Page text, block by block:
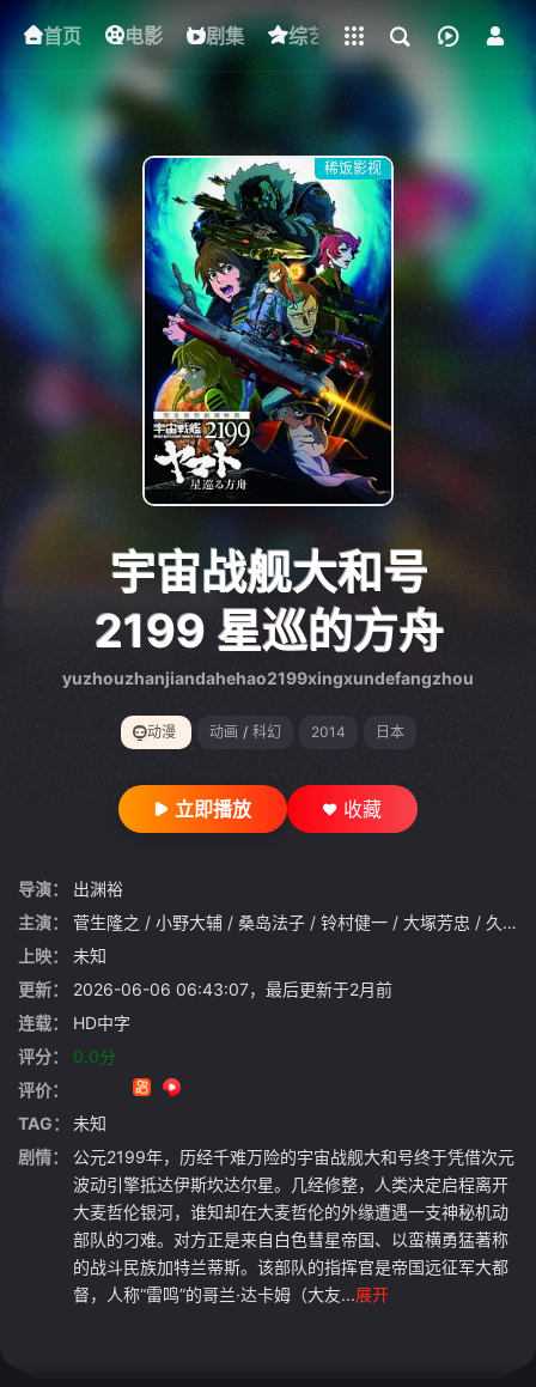
首页 电影 剧集 综艺 动漫 短剧
下载客户端
gt 0"}
稀饭影视
宇宙战舰大和号
2199 星巡的方舟
yuzhouzhanjiandahehao2199xingxundefangzhou
动漫 动画 / 科幻 2014 日本
立即播放 收藏
导演：
出渊裕
主演：
菅生隆之 / 小野大辅 / 桑岛法子 / 铃村健一 / 大塚芳忠 / 久川绫
上映：
未知
更新：
2026-06-06 06:43:07，最后更新于2月前
连载：
HD中字
评分：
0.0分
评价：
TAG：
未知
剧情：
公元2199年，历经千难万险的宇宙战舰大和号终于凭借次元
波动引擎抵达伊斯坎达尔星。几经修整，人类决定启程离开
大麦哲伦银河，谁知却在大麦哲伦的外缘遭遇一支神秘机动
部队的刁难。对方正是来自白色彗星帝国、以蛮横勇猛著称
的战斗民族加特兰蒂斯。该部队的指挥官是帝国远征军大都
督，人称“雷鸣”的哥兰·达卡姆（大友...展开